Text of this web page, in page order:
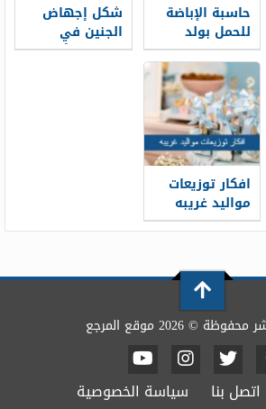
حاسبة الإباضة
للحمل بولد
الدقيقة 2026
شكل إجهاض
الجنين في
الشهر الأول
افكار توزيعات
مواليد غريبه
2025
© 2026 موقع المرجع
اتصل بنا
سياسة الخصوصية